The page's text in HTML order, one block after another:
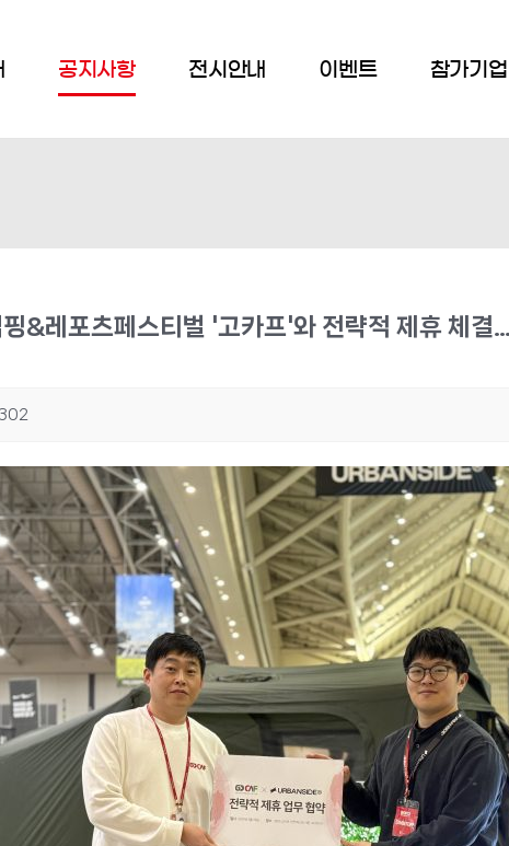
공지사항 전시안내 이벤트 참가기
&레포츠페스티벌 '고카프'와 전략적 제휴 체결